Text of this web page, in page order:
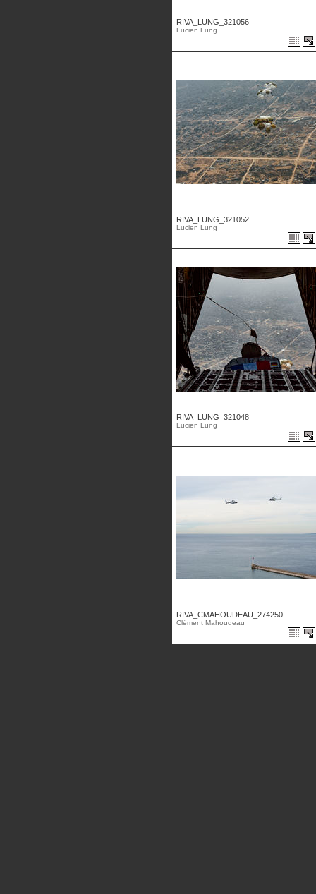
RIVA_LUNG_321056
Lucien Lung
RIVA_LUNG_321052
Lucien Lung
RIVA_LUNG_321048
Lucien Lung
RIVA_CMAHOUDEAU_274250
Clément Mahoudeau